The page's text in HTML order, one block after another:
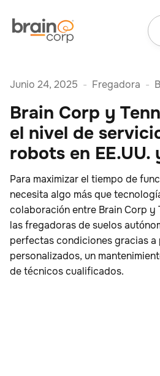
Junio 24, 2025 - Fregadora -
Brain Corp y
el nivel de
robots en EE.UU.
Para maximizar el tiempo de
necesita algo más que
colaboración entre Brain Corp y
las fregadoras de suelos
perfectas condiciones gracias a
personalizados, un
de técnicos cualificados.